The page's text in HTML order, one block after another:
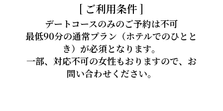
ご利用条件
デートコースのみのご予約は不可
最低90分の通常プラン（ホテルでのひとと
き）が必須となります。
一部、対応不可の女性もおりますので、お
問い合わせください。